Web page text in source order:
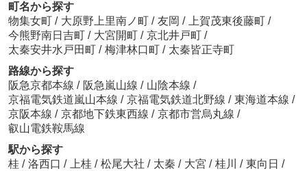
町名から探す
物集女町 / 大原野上里南ノ町 / 友岡 / 上賀茂東後藤町 /
今熊野南日吉町 / 大宮開町 / 京北井戸町 /
太秦安井水戸田町 / 梅津林口町 / 太秦皆正寺町
路線から探す
阪急京都本線 / 阪急嵐山線 / 山陰本線 /
京福電気鉄道嵐山本線 / 京福電気鉄道北野線 / 東海道本線 /
京阪本線 / 京都地下鉄東西線 / 京都市営烏丸線 /
叡山電鉄鞍馬線
駅から探す
桂 / 洛西口 / 上桂 / 松尾大社 / 太秦 / 大宮 / 桂川 / 東向日 /